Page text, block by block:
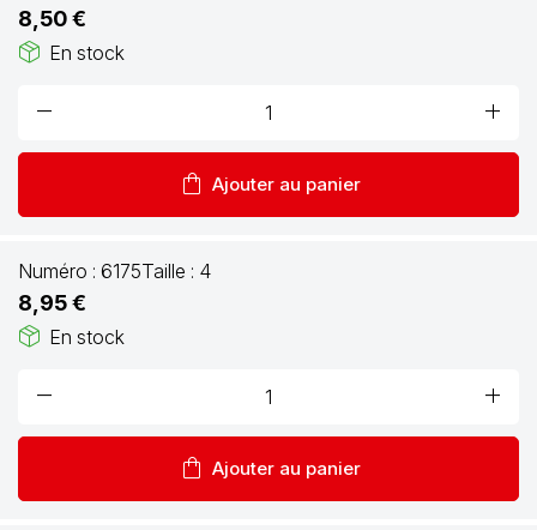
8,50 €
package_2 En stock
remove add
shopping_bag Ajouter au panier
Numéro : 6175Taille : 4
8,95 €
package_2 En stock
remove add
shopping_bag Ajouter au panier